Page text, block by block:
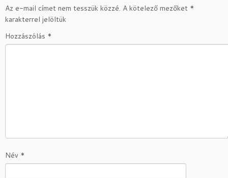
Az e-mail címet nem tesszük közzé. A kötelező mezőket *
karakterrel jelöltük
Hozzászólás *
Név *